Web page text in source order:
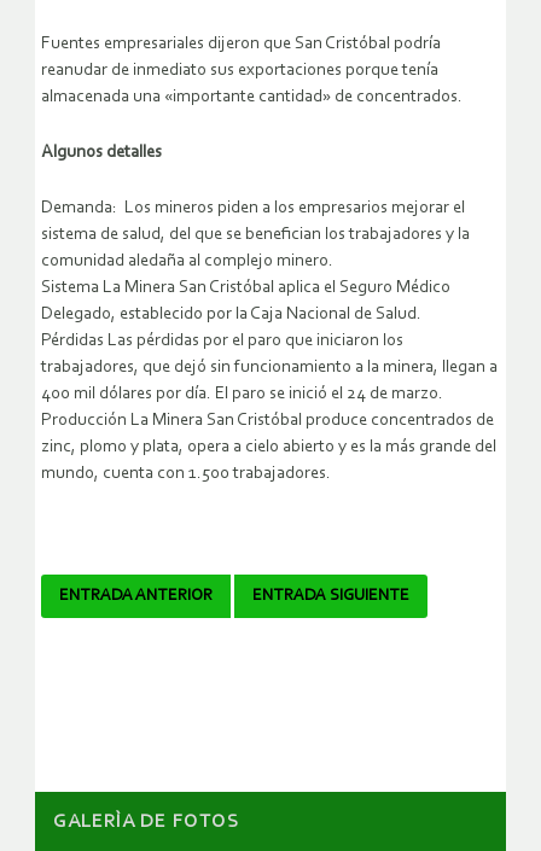
Fuentes empresariales dijeron que San Cristóbal podría
reanudar de inmediato sus exportaciones porque tenía
almacenada una «importante cantidad» de concentrados.
Algunos detalles
Demanda: Los mineros piden a los empresarios mejorar el
sistema de salud, del que se benefician los trabajadores y la
comunidad aledaña al complejo minero.
Sistema La Minera San Cristóbal aplica el Seguro Médico
Delegado, establecido por la Caja Nacional de Salud.
Pérdidas Las pérdidas por el paro que iniciaron los
trabajadores, que dejó sin funcionamiento a la minera, llegan a
400 mil dólares por día. El paro se inició el 24 de marzo.
Producción La Minera San Cristóbal produce concentrados de
zinc, plomo y plata, opera a cielo abierto y es la más grande del
mundo, cuenta con 1.500 trabajadores.
Navegador
ENTRADA ANTERIOR ENTRADA SIGUIENTE
GALERÌA DE FOTOS